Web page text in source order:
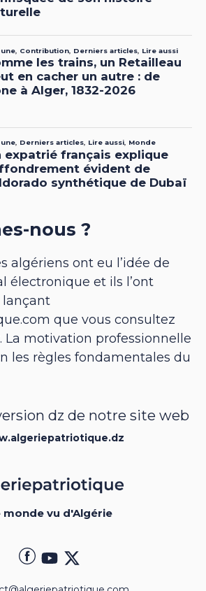
nous ?
algériens ont eu l’idée de
électronique et ils l’ont
lançant
que vous consultez
La motivation professionnelle
les règles fondamentales du
dz de notre site web
monde vu d'Algérie